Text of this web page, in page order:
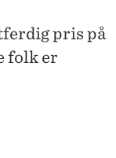
pris på
folk er